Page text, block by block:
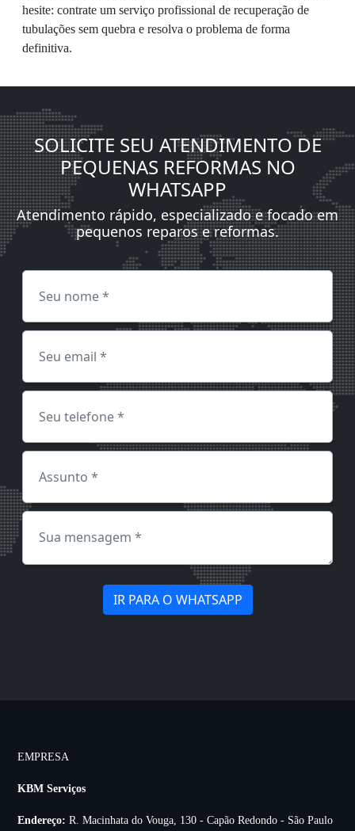
hesite: contrate um serviço profissional de recuperação de
tubulações sem quebra e resolva o problema de forma
definitiva.
SOLICITE SEU ATENDIMENTO DE
PEQUENAS REFORMAS NO
WHATSAPP
Atendimento rápido, especializado e focado em
pequenos reparos e reformas.
IR PARA O WHATSAPP
EMPRESA
KBM Serviços
Endereço: R. Macinhata do Vouga, 130 - Capão Redondo - São Paulo